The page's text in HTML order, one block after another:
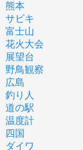
熊本
サビキ
富士山
花火大会
展望台
野鳥観察
広島
釣り人
道の駅
温度計
四国
ダイワ